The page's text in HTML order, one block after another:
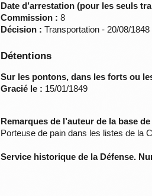
Date d’arrestation (pour les seuls
Commission : 8
Décision : Transportation - 20/08/1848
Détentions
Sur les pontons, dans les forts ou
Gracié le : 15/01/1849
Remarques de l’auteur de la base
Porteuse de pain dans les listes de la
Service historique de la Défense.